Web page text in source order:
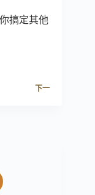
搞定其他
下一